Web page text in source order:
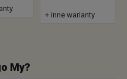
+ inne warianty
My?